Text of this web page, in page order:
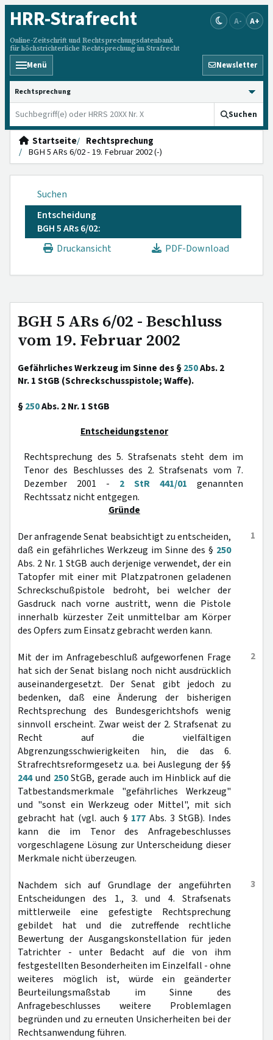
HRR-Strafrecht
Online-Zeitschrift und Rechtsprechungsdatenbank
für höchstrichterliche Rechtsprechung im Strafrecht
A- A+
Menü Newsletter
HRRS durchsuchen
Suchen
Startseite
Rechtsprechung
BGH 5 ARs 6/02 - 19. Februar 2002 (-)
Suchen
Entscheidung
BGH 5 ARs 6/02:
Druckansicht
PDF-Download
BGH 5 ARs 6/02 - Beschluss
vom 19. Februar 2002
Gefährliches Werkzeug im Sinne des §250Abs. 2
Nr. 1 StGB (Schreckschusspistole; Waffe).
§250Abs. 2 Nr. 1 StGB
Entscheidungstenor
Rechtsprechung des 5. Strafsenats steht dem im
Tenor des Beschlusses des 2. Strafsenats vom 7.
Dezember 2001 - 2 StR 441/01 genannten
Rechtssatz nicht entgegen.
Gründe
1
Der anfragende Senat beabsichtigt zu entscheiden,
daß ein gefährliches Werkzeug im Sinne des § 250
Abs. 2 Nr. 1 StGB auch derjenige verwendet, der ein
Tatopfer mit einer mit Platzpatronen geladenen
Schreckschußpistole bedroht, bei welcher der
Gasdruck nach vorne austritt, wenn die Pistole
innerhalb kürzester Zeit unmittelbar am Körper
des Opfers zum Einsatz gebracht werden kann.
2
Mit der im Anfragebeschluß aufgeworfenen Frage
hat sich der Senat bislang noch nicht ausdrücklich
auseinandergesetzt. Der Senat gibt jedoch zu
bedenken, daß eine Änderung der bisherigen
Rechtsprechung des Bundesgerichtshofs wenig
sinnvoll erscheint. Zwar weist der 2. Strafsenat zu
Recht auf die vielfältigen
Abgrenzungsschwierigkeiten hin, die das 6.
Strafrechtsreformgesetz u.a. bei Auslegung der §§
244und 250StGB, gerade auch im Hinblick auf die
Tatbestandsmerkmale "gefährliches Werkzeug"
und "sonst ein Werkzeug oder Mittel", mit sich
gebracht hat (vgl. auch § 177 Abs. 3 StGB). Indes
kann die im Tenor des Anfragebeschlusses
vorgeschlagene Lösung zur Unterscheidung dieser
Merkmale nicht überzeugen.
3
Nachdem sich auf Grundlage der angeführten
Entscheidungen des 1., 3. und 4. Strafsenats
mittlerweile eine gefestigte Rechtsprechung
gebildet hat und die zutreffende rechtliche
Bewertung der Ausgangskonstellation für jeden
Tatrichter - unter Bedacht auf die von ihm
festgestellten Besonderheiten im Einzelfall - ohne
weiteres möglich ist, würde ein geänderter
Beurteilungsmaßstab im Sinne des
Anfragebeschlusses weitere Problemlagen
begründen und zu erneuten Unsicherheiten bei der
Rechtsanwendung führen.